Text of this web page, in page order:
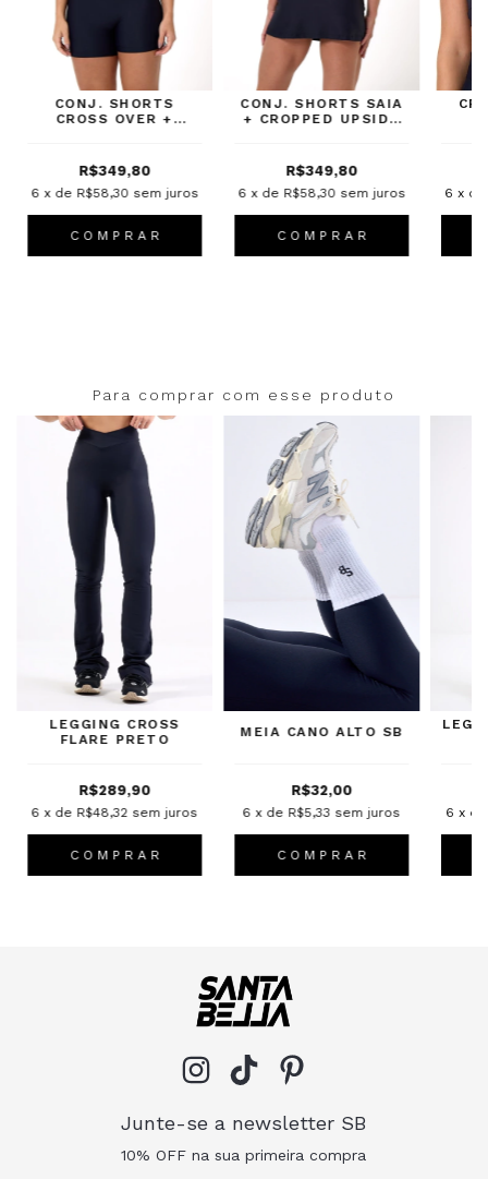
CONJ. SHORTS
CROSS OVER +
R$349,80
6 x de R$58,30 sem juros
C O M P R A R
CONJ. SHORTS SAIA
+ CROPPED UPSIDE
R$349,80
6 x de R$58,30 sem juros
C O M P R A R
6 x
Para comprar com esse produto
LEGGING CROSS
FLARE PRETO
R$289,90
6 x de R$48,32 sem juros
C O M P R A R
MEIA CANO ALTO SB
R$32,00
6 x de R$5,33 sem juros
C O M P R A R
6 x
Junte-se a newsletter SB
10% OFF na sua primeira compra